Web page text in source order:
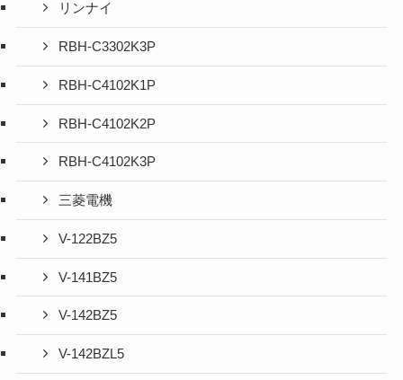
リンナイ
RBH-C3302K3P
RBH-C4102K1P
RBH-C4102K2P
RBH-C4102K3P
三菱電機
V-122BZ5
V-141BZ5
V-142BZ5
V-142BZL5